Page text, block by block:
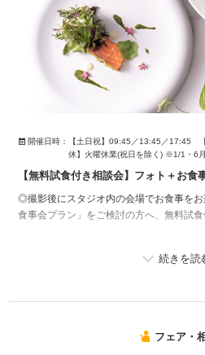
開催日時：
【土日祝】09:45／13:45／17:45
休】火曜休業(祝日を除く) ※1/1・6
【無料試食付き相談会】フォト＋お食
◎撮影後にスタジオ内の会場でお食事を
食事会プラン」をご検討の方へ、無料試
せや、ご友人を招いてのお食事会として
※ご試食をご希望の方は、ご予約時に『
フェア・